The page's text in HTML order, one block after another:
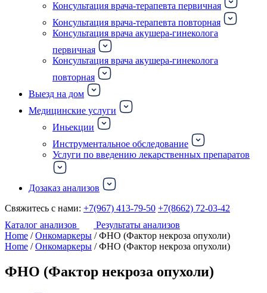
Консультация врача-терапевта первичная
Консультация врача-терапевта повторная
Консультация врача акушера-гинеколога
первичная
Консультация врача акушера-гинеколога
повторная
Выезд на дом
Медицинские услуги
Иньекции
Инструментальное обследование
Услуги по введению лекарственных препаратов
Дозаказ анализов
Свяжитесь с нами: +7(967) 413-79-50 +7(8662) 72-03-42
Каталог анализов
Результаты анализов
Home /Онкомаркеры / ФНО (Фактор некроза опухоли)
Home /Онкомаркеры / ФНО (Фактор некроза опухоли)
ФНО (Фактор некроза опухоли)